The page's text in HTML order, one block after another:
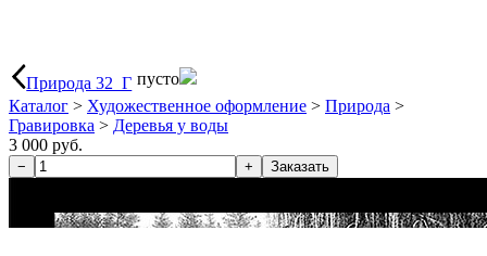
Природа 32_Г пусто
Каталог > Художественное оформление > Природа >
Гравировка > Деревья у воды
3 000 руб.